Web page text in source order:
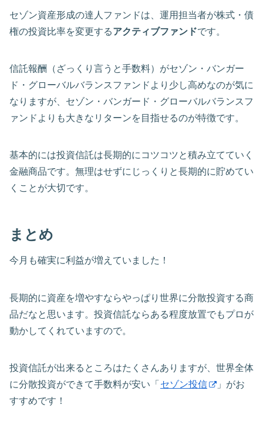
セゾン資産形成の達人ファンドは、運用担当者が株式・債
権の投資比率を変更するアクティブファンドです。
信託報酬（ざっくり言うと手数料）がセゾン・バンガー
ド・グローバルバランスファンドより少し高めなのが気に
なりますが、セゾン・バンガード・グローバルバランスフ
ァンドよりも大きなリターンを目指せるのが特徴です。
基本的には投資信託は長期的にコツコツと積み立てていく
金融商品です。無理はせずにじっくりと長期的に貯めてい
くことが大切です。
まとめ
今月も確実に利益が増えていました！
長期的に資産を増やすならやっぱり世界に分散投資する商
品だなと思います。投資信託ならある程度放置でもプロが
動かしてくれていますので。
投資信託が出来るところはたくさんありますが、世界全体
に分散投資ができて手数料が安い「 セゾン投信
」がお
すすめです！